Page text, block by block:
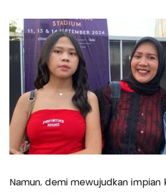
Namun, demi mewujudkan impian